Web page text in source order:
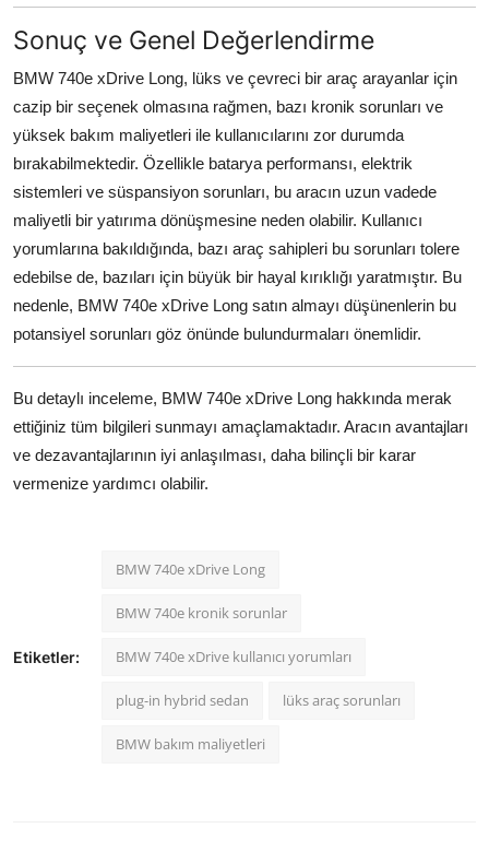
Sonuç ve Genel Değerlendirme
BMW 740e xDrive Long, lüks ve çevreci bir araç arayanlar için
cazip bir seçenek olmasına rağmen, bazı kronik sorunları ve
yüksek bakım maliyetleri ile kullanıcılarını zor durumda
bırakabilmektedir. Özellikle batarya performansı, elektrik
sistemleri ve süspansiyon sorunları, bu aracın uzun vadede
maliyetli bir yatırıma dönüşmesine neden olabilir. Kullanıcı
yorumlarına bakıldığında, bazı araç sahipleri bu sorunları tolere
edebilse de, bazıları için büyük bir hayal kırıklığı yaratmıştır. Bu
nedenle, BMW 740e xDrive Long satın almayı düşünenlerin bu
potansiyel sorunları göz önünde bulundurmaları önemlidir.
Bu detaylı inceleme, BMW 740e xDrive Long hakkında merak
ettiğiniz tüm bilgileri sunmayı amaçlamaktadır. Aracın avantajları
ve dezavantajlarının iyi anlaşılması, daha bilinçli bir karar
vermenize yardımcı olabilir.
Etiketler:
BMW 740e xDrive Long
BMW 740e kronik sorunlar
BMW 740e xDrive kullanıcı yorumları
plug-in hybrid sedan lüks araç sorunları
BMW bakım maliyetleri